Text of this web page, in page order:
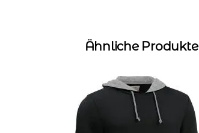
Ähnliche Produkte